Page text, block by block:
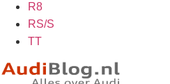
R8
RS/S
TT